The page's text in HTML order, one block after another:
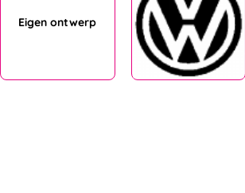
Eigen ontwerp